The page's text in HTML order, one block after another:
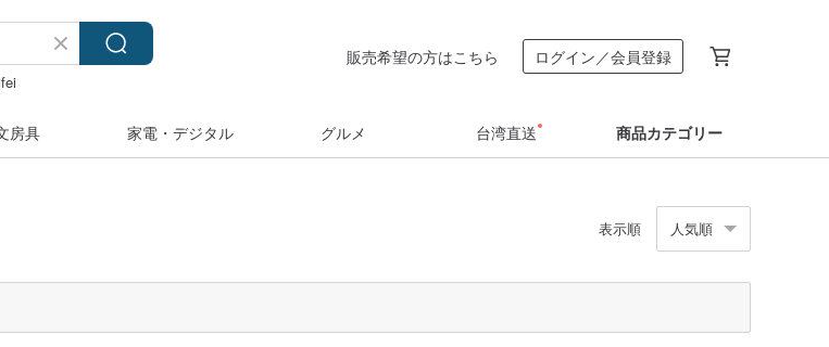
販売希望の方はこちら ログイン／会員登録
房具 家電・デジタル グルメ 台湾直送 商品カテゴリー
表示順 人気順